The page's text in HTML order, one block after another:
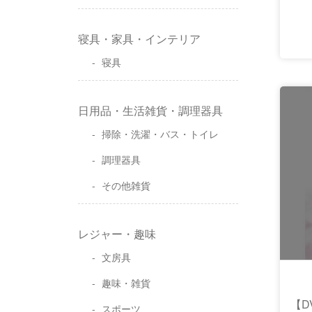
寝具・家具・インテリア
寝具
日用品・生活雑貨・調理器具
掃除・洗濯・バス・トイレ
調理器具
その他雑貨
レジャー・趣味
文房具
趣味・雑貨
スポーツ
【